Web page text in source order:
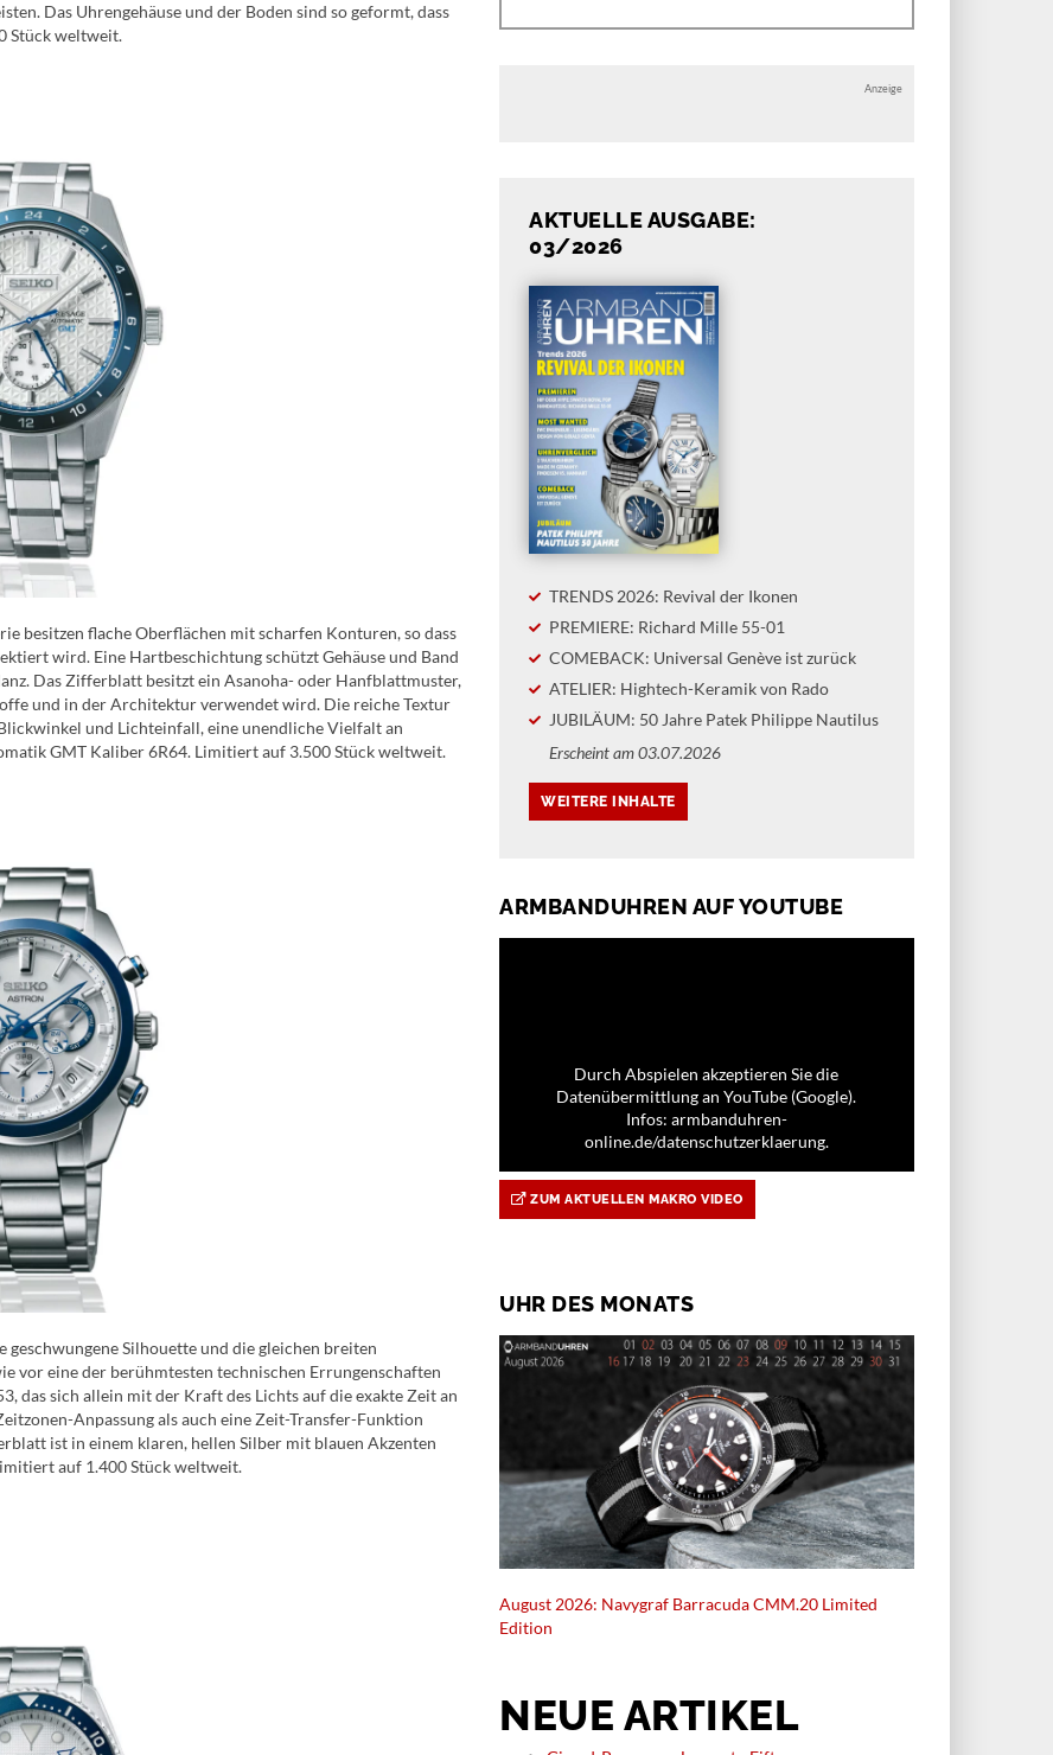
Das Uhrengehäuse und der Boden sind so geformt, dass
Stück weltweit.
besitzen flache Oberflächen mit scharfen Konturen, so dass
wird. Eine Hartbeschichtung schützt Gehäuse und Band
Das Zifferblatt besitzt ein Asanoha- oder Hanfblattmuster,
und in der Architektur verwendet wird. Die reiche Textur
und Lichteinfall, eine unendliche Vielfalt an
GMT Kaliber 6R64. Limitiert auf 3.500 Stück weltweit.
geschwungene Silhouette und die gleichen breiten
vor eine der berühmtesten technischen Errungenschaften
das sich allein mit der Kraft des Lichts auf die exakte Zeit an
Anpassung als auch eine Zeit-Transfer-Funktion
ist in einem klaren, hellen Silber mit blauen Akzenten
auf 1.400 Stück weltweit.
Anzeige
AKTUELLE AUSGABE:
03/2026
TRENDS 2026: Revival der Ikonen
PREMIERE: Richard Mille 55-01
COMEBACK: Universal Genève ist zurück
ATELIER: Hightech-Keramik von Rado
JUBILÄUM: 50 Jahre Patek Philippe Nautilus
Erscheint am 03.07.2026
ARMBANDUHREN AUF YOUTUBE
Durch Abspielen akzeptieren Sie die
Datenübermittlung an YouTube (Google).
Infos: armbanduhren-
online.de/datenschutzerklaerung.
ZUM AKTUELLEN MAKRO VIDEO
UHR DES MONATS
August 2026: Navygraf Barracuda CMM.20 Limited
Edition
NEUE ARTIKEL